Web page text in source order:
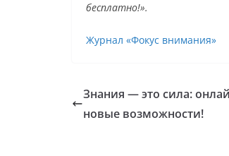
бесплатно!».
Журнал «Фокус внимания»
Знания — это сила:
новые возможности!